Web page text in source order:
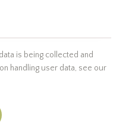
is being collected and
handling user data, see our